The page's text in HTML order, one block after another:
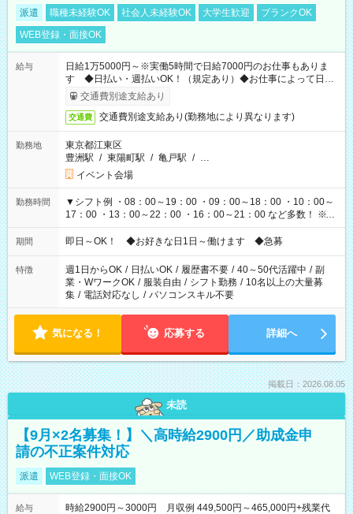
派遣 職種未経験OK 社会人未経験OK 大学生歓迎
ブランクOK
WEB登録・面接OK
給与
日給1万5000円～※実働5時間で日給7000円のお仕事もありま
す ◆日払い・週払いOK！（規定あり）◆お仕事によって日給
も異なります
交通費別途支給あり
交通費 交通費別途支給あり(勤務地により異なります)
勤務地
東京都江東区
豊洲駅 / 東陽町駅 / 亀戸駅 / …
イベント会場
勤務時間
▼シフト例 ・08：00～19：00 ・09：00～18：00 ・10：00～
17：00 ・13：00～22：00 ・16：00～21：00 など多数！ ※お
仕事により勤務時間が異なります
期間 即日～OK！ ◆お好きな日1日～働けます ◆急募
特徴 週1日からOK / 日払いOK / 履歴書不要 / 40～50代活躍中 / 副
業・WワークOK / 服装自由 / シフト勤務 / 10名以上の大量募
集 / 電話対応なし / パソコンスキル不要
気になる！ 応募する 詳細へ
掲載日：2026.08.05
未読
【9月×2名募集！】＼高時給2900円／助成金申
請の不正案件対応
派遣 WEB登録・面接OK
給与
時給2900円～3000円 月収例 449,500円～465,000円+残業代